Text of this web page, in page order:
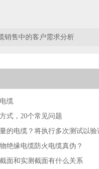
销售中的客户需求分析
缆
式，20个常见问题
的电缆？将执行多次测试以验
绝缘电缆防火电缆真伪？
面和实测截面有什么关系